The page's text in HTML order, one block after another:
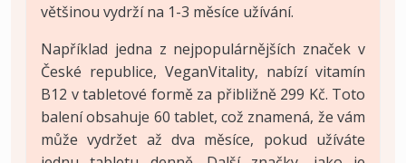
většinou vydrží na 1-3 měsíce užívání.
Například jedna z nejpopulárnějších značek v
České republice, VeganVitality, nabízí vitamín
B12 v tabletové formě za přibližně 299 Kč. Toto
balení obsahuje 60 tablet, což znamená, že vám
může vydržet až dva měsíce, pokud užíváte